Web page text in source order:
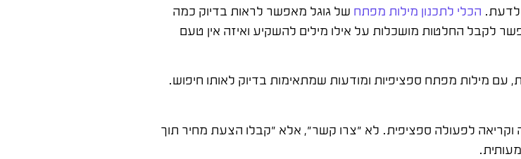
לדעת. הכלי לתכנון מילות מפתח של גוגל מאפשר לראות בדיוק כמה
לקבל החלטות מושכלות על אילו מילים להשקיע ואיזה אין טעם
עם מילות מפתח ספציפיות ומודעות שמתאימות בדיוק לאותו חיפוש.
לפעולה ספציפית. לא "צרו קשר", אלא "קבלו הצעת מחיר תוך